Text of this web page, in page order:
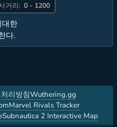
거리: 0 - 1200
대한
다.
리방침Wuthering.gg
Marvel Rivals Tracker
Subnautica 2 Interactive Map